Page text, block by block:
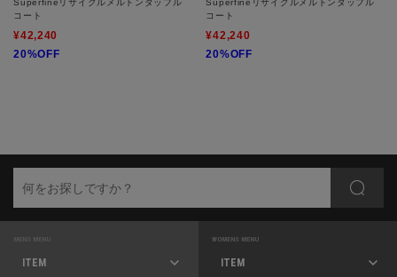
Superfineリサイクルメルトンダッフル
コート
¥42,240
20%OFF
Superfineリサイクルメルトンダッフル
コート
¥42,240
20%OFF
MENS MENU
ITEM
WOMENS MENU
ITEM